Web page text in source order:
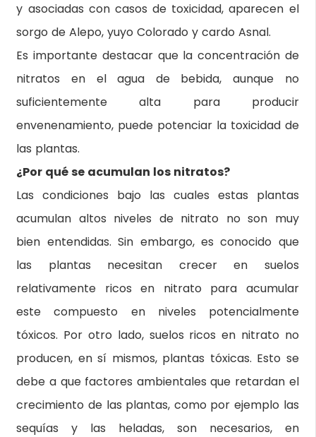
y asociadas con casos de toxicidad, aparecen el
sorgo de Alepo, yuyo Colorado y cardo Asnal.
Es importante destacar que la concentración de
nitratos en el agua de bebida, aunque no
suficientemente alta para producir
envenenamiento, puede potenciar la toxicidad de
las plantas.
¿Por qué se acumulan los nitratos?
Las condiciones bajo las cuales estas plantas
acumulan altos niveles de nitrato no son muy
bien entendidas. Sin embargo, es conocido que
las plantas necesitan crecer en suelos
relativamente ricos en nitrato para acumular
este compuesto en niveles potencialmente
tóxicos. Por otro lado, suelos ricos en nitrato no
producen, en sí mismos, plantas tóxicas. Esto se
debe a que factores ambientales que retardan el
crecimiento de las plantas, como por ejemplo las
sequías y las heladas, son necesarios, en